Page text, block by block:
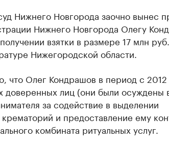
Нижнего Новгорода заочно вынес
Нижнего Новгорода Олегу
взятки в размере 17 млн
Нижегородской области.
что Олег Кондрашов в период с
доверенных лиц (они были осуждены
за содействие в выделении
и предоставление ему
комбината ритуальных услуг.